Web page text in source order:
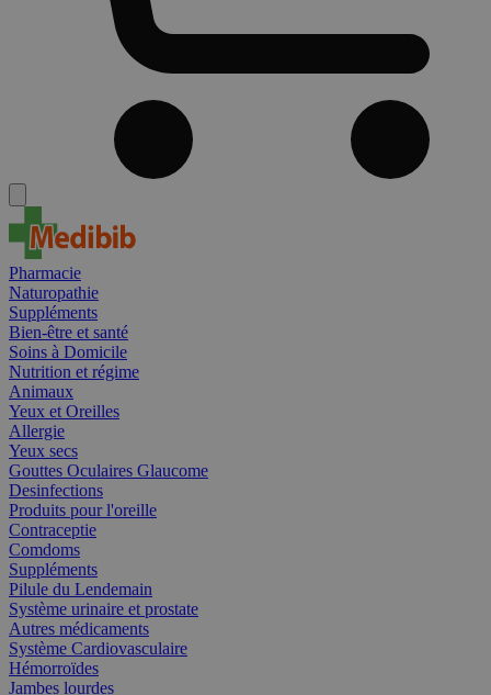
Pharmacie
Naturopathie
Suppléments
Bien-être et santé
Soins à Domicile
Nutrition et régime
Animaux
Yeux et Oreilles
Allergie
Yeux secs
Gouttes Oculaires Glaucome
Desinfections
Produits pour l'oreille
Contraceptie
Comdoms
Suppléments
Pilule du Lendemain
Système urinaire et prostate
Autres médicaments
Système Cardiovasculaire
Hémorroïdes
Jambes lourdes